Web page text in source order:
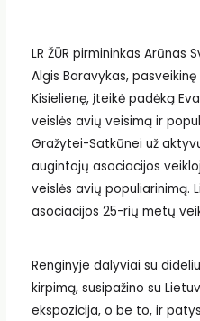
LR ŽŪR pirmininkas Arūnas
Algis Baravykas,
Kisielienę, įteikė padėką
veislės avių veisimą ir
Gražytei-Satkūnei už
augintojų asociacijos
veislės avių populiarinimą.
asociacijos 25-rių metų
Renginyje dalyviai su
kirpimą, susipažino su
ekspozicija, o be to, ir